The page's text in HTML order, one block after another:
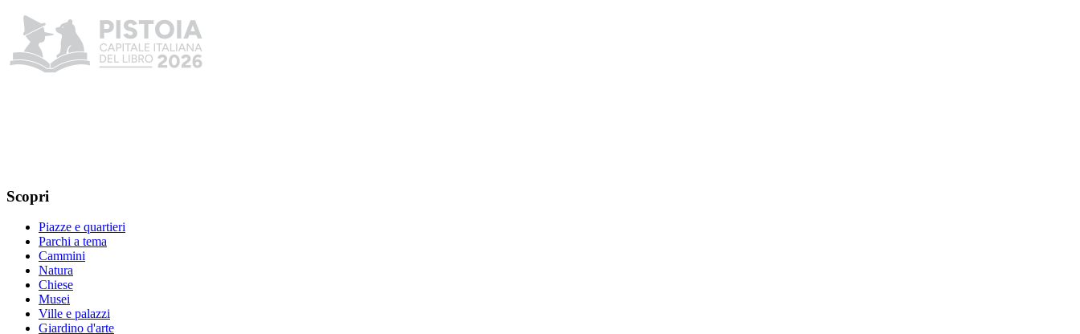
Scopri
Piazze e quartieri
Parchi a tema
Cammini
Natura
Chiese
Musei
Ville e palazzi
Giardino d'arte